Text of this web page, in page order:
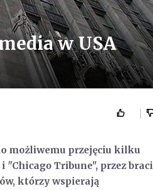
w USA
możliwemu przejęciu kilku
"Chicago Tribune", przez braci
którzy wspierają